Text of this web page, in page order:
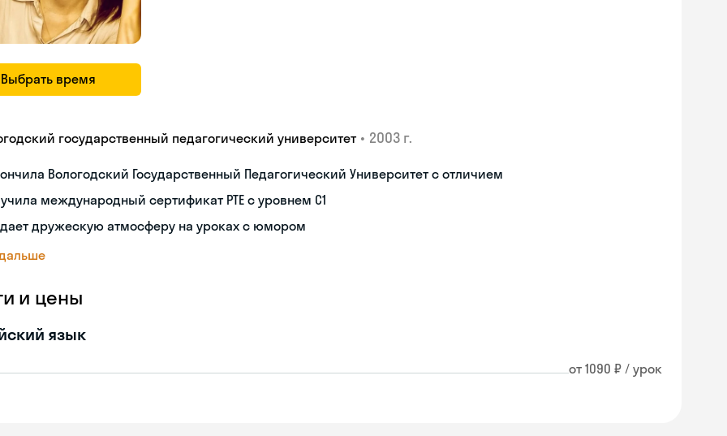
Выбрать время
государственный педагогический университет • 2003 г.
Вологодский Государственный Педагогический Университет с отличием
международный сертификат PTE с уровнем C1
дружескую атмосферу на уроках с юмором
и цены
язык
от 1090 ₽ / урок